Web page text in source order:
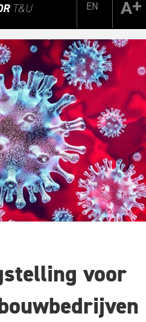
EN
Zoeken
voor